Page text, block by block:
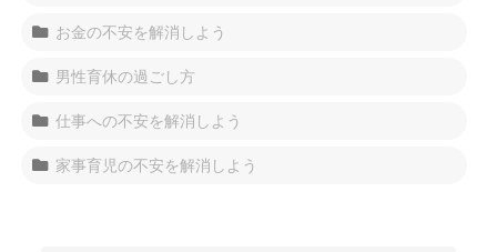
お金の不安を解消しよう
男性育休の過ごし方
仕事への不安を解消しよう
家事育児の不安を解消しよう